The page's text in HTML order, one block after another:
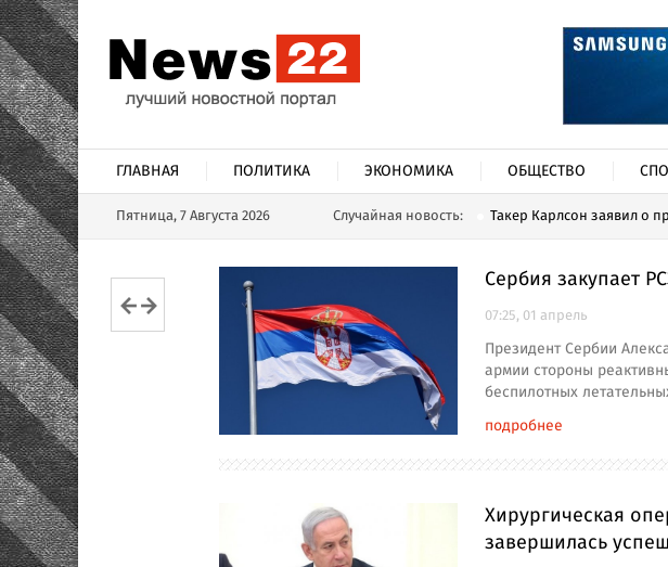
ГЛАВНАЯ ПОЛИТИКА ЭКОНОМИКА ОБЩЕСТВО
Пятница, 7 Августа 2026 Случайная новость: Такер Карлсон заявил о
Сербия закупает
07:25, 01 апрель
Президент Сербии
армии стороны
беспилотных
подробнее
Хирургическая
завершилась